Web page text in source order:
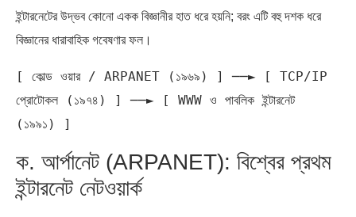
ইন্টারনেটের উদ্ভব কোনো একক বিজ্ঞানীর হাত ধরে হয়নি; বরং এটি বহু দশক ধরে
বিজ্ঞানের ধারাবাহিক গবেষণার ফল।
[ কোল্ড ওয়ার / ARPANET (১৯৬৯) ] ──► [ TCP/IP
প্রোটোকল (১৯৭৪) ] ──► [ WWW ও পাবলিক ইন্টারনেট
ক. আর্পানেট (ARPANET): বিশ্বের প্রথম
ইন্টারনেট নেটওয়ার্ক